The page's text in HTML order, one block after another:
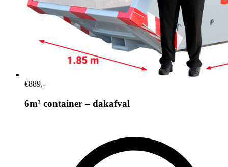
€889,-
6m³ container – dakafval